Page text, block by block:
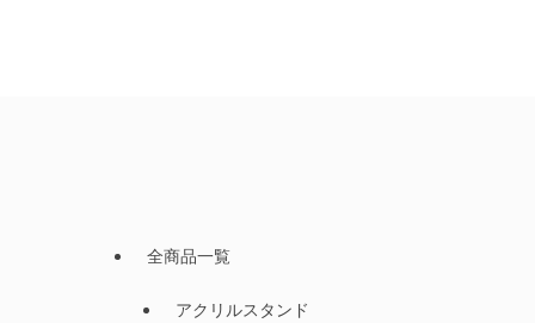
全商品一覧
アクリルスタンド